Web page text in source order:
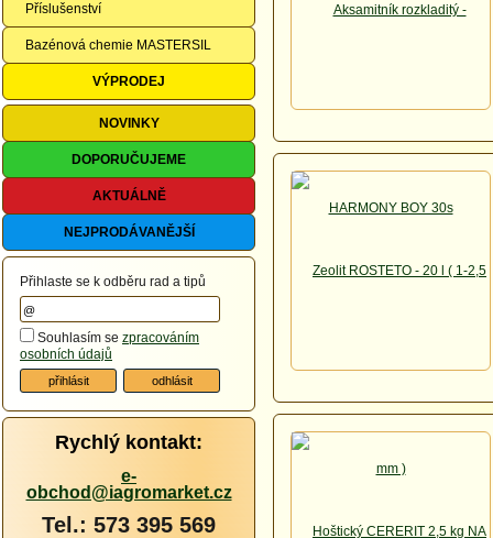
Příslušenství
Bazénová chemie MASTERSIL
VÝPRODEJ
NOVINKY
DOPORUČUJEME
AKTUÁLNĚ
NEJPRODÁVANĚJŠÍ
Přihlaste se k odběru rad a tipů
Souhlasím se zpracováním
osobních údajů
Rychlý kontakt:
e-
obchod@iagromarket.cz
Tel.: 573 395 569